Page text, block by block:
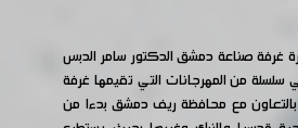
غرفة صناعة دمشق الدكتور سامر الدبس
من المهرجانات التي تقيمها غرفة
مع محافظة ريف دمشق بدءا من